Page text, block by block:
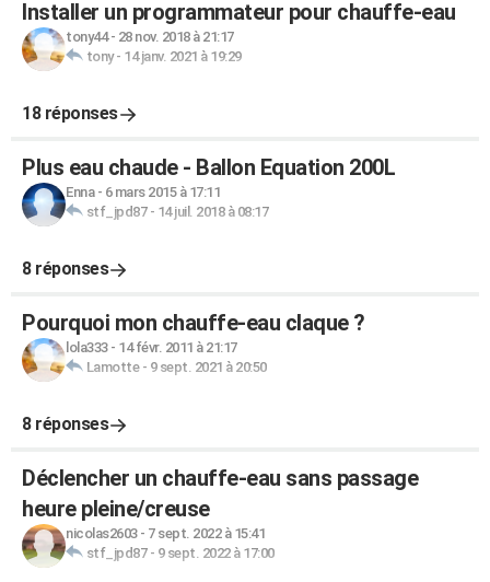
Installer un programmateur pour chauffe-eau
tony44- 28 nov. 2018 à 21:17
tony- 14 janv. 2021 à 19:29
18 réponses
Plus eau chaude - Ballon Equation 200L
Enna- 6 mars 2015 à 17:11
stf_jpd87- 14 juil. 2018 à 08:17
8 réponses
Pourquoi mon chauffe-eau claque ?
lola333- 14 févr. 2011 à 21:17
Lamotte- 9 sept. 2021 à 20:50
8 réponses
Déclencher un chauffe-eau sans passage
heure pleine/creuse
nicolas2603- 7 sept. 2022 à 15:41
stf_jpd87- 9 sept. 2022 à 17:00